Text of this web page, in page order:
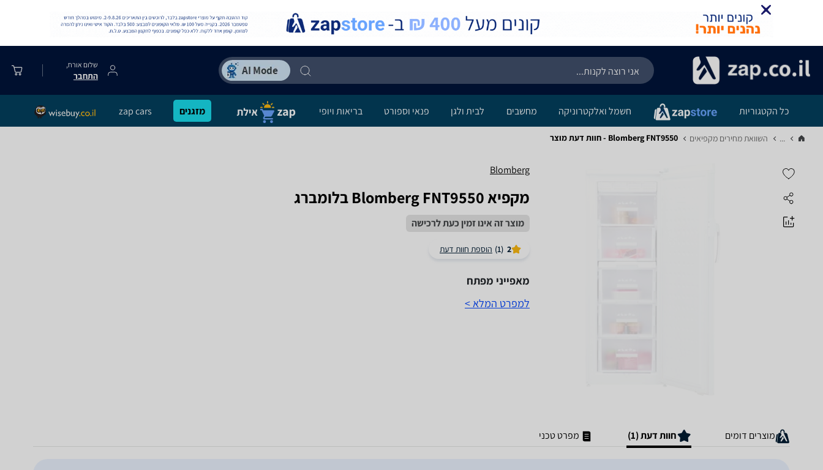
שלום אורח,
התחבר
כל הקטגוריות חשמל ואלקטרוניקה מחשבים לבית ולגן פנאי וספורט בריאות ויופי מזגנים zap cars
... השוואת מחירים מקפיאים‏ Blomberg FNT9550 - חוות דעת מוצר
Blomberg
מקפיא Blomberg FNT9550 בלומברג
מוצר זה אינו זמין כעת לרכישה
2
(1) הוספת חוות דעת
מאפייני מפתח
למפרט המלא >
מוצרים דומים חוות דעת (1) מפרט טכני